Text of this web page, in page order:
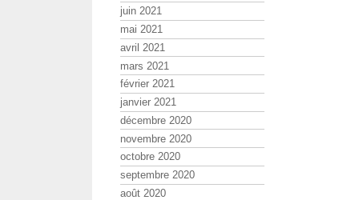
juin 2021
mai 2021
avril 2021
mars 2021
février 2021
janvier 2021
décembre 2020
novembre 2020
octobre 2020
septembre 2020
août 2020